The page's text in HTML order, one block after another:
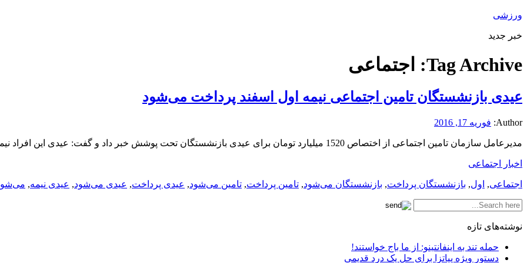
ورزشی
خبر جدید
Tag Archive: اجتماعی
عیدی بازنشستگان تامین اجتماعی نیمه اول اسفند پرداخت می‌شود
Author: فوریه 17, 2016
مدیرعامل سازمان تامین اجتماعی از اختصاص 1520 میلیارد تومان برای عیدی بازنشستگان تحت پوشش خبر داد و گفت: عیدی این افراد نیمه اول … روزنامه ایران مجله اینترنتی
اخبار اجتماعی
اجتماعی, اول, بازنشستگان پرداخت, بازنشستگان می‌شود, تامین پرداخت, تامین می‌شود, عیدی پرداخت, عیدی می‌شود, عیدی نیمه,
نوشته‌های تازه
حمله تند به اینفانتینو: از ما باج خواستند!
دستور ویژه پیاتزا برای حل یک درد قدیمی